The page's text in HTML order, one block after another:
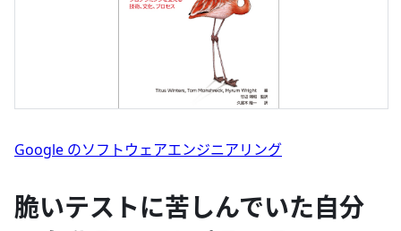
Google のソフトウェアエンジニアリング
脆いテストに苦しんでいた自分